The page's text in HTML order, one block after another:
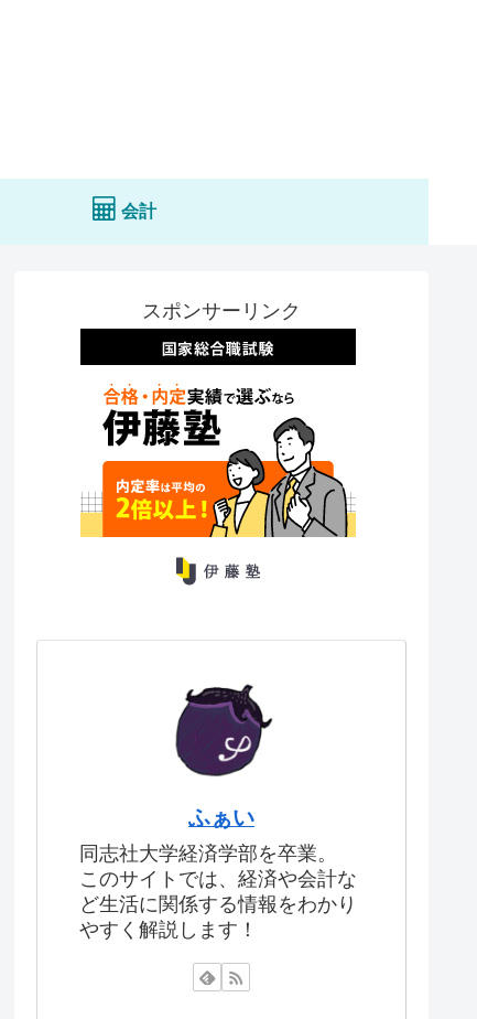
会計
スポンサーリンク
ふぁい
同志社大学経済学部を卒業。
このサイトでは、経済や会計な
ど生活に関係する情報をわかり
やすく解説します！